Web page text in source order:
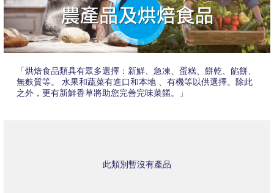
「烘焙食品類具有眾多選擇：新鮮、急凍、蛋糕、餅乾、餡餅、
無麩質等。 水果和蔬菜有進口和本地 、有機等以供選擇。除此
之外，更有新鮮香草將助您完善完味菜餚。」
此類別暫沒有產品